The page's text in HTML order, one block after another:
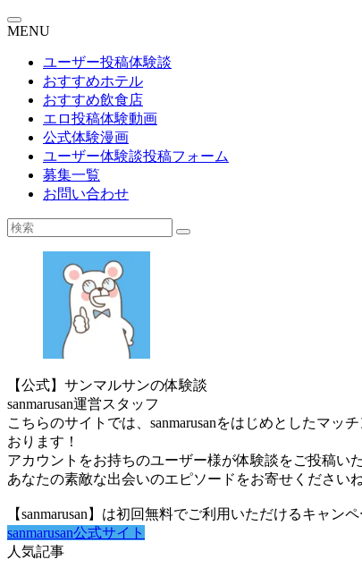
MENU
ユーザー投稿体験談
おすすめホテル
おすすめ飲食店
エロ投稿体験動画
公式体験漫画
ユーザー体験談投稿フォーム
募集一覧
お問い合わせ
【公式】サンマルサンの体験談
sanmarusan運営スタッフ
こちらのサイトでは、sanmarusanをはじめとしたマ
おります！
アカウントをお持ちのユーザー様が体験談をご投稿い
あなたの素敵な出会いのエピソードをお寄せください
【sanmarusan】は初回無料でご利用いただけるキャ
sanmarusan公式サイト
人気記事